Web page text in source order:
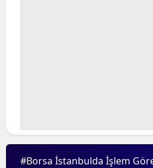
#Borsa İstanbulda İşlem